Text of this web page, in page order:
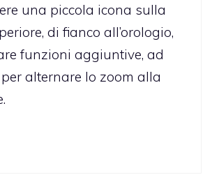
una piccola icona sulla
di fianco all’orologio,
funzioni aggiuntive, ad
alternare lo zoom alla